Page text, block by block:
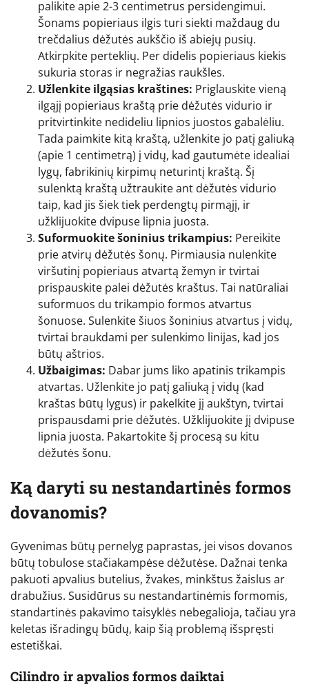
palikite apie 2-3 centimetrus persidengimui.
Šonams popieriaus ilgis turi siekti maždaug du
trečdalius dėžutės aukščio iš abiejų pusių.
Atkirpkite perteklių. Per didelis popieriaus kiekis
sukuria storas ir negražias raukšles.
Užlenkite ilgąsias kraštines: Priglauskite vieną
ilgąjį popieriaus kraštą prie dėžutės vidurio ir
pritvirtinkite nedideliu lipnios juostos gabalėliu.
Tada paimkite kitą kraštą, užlenkite jo patį galiuką
(apie 1 centimetrą) į vidų, kad gautumėte idealiai
lygų, fabrikinių kirpimų neturintį kraštą. Šį
sulenktą kraštą užtraukite ant dėžutės vidurio
taip, kad jis šiek tiek perdengtų pirmąjį, ir
užklijuokite dvipuse lipnia juosta.
Suformuokite šoninius trikampius: Pereikite
prie atvirų dėžutės šonų. Pirmiausia nulenkite
viršutinį popieriaus atvartą žemyn ir tvirtai
prispauskite palei dėžutės kraštus. Tai natūraliai
suformuos du trikampio formos atvartus
šonuose. Sulenkite šiuos šoninius atvartus į vidų,
tvirtai braukdami per sulenkimo linijas, kad jos
būtų aštrios.
Užbaigimas: Dabar jums liko apatinis trikampis
atvartas. Užlenkite jo patį galiuką į vidų (kad
kraštas būtų lygus) ir pakelkite jį aukštyn, tvirtai
prispausdami prie dėžutės. Užklijuokite jį dvipuse
lipnia juosta. Pakartokite šį procesą su kitu
dėžutės šonu.
Ką daryti su nestandartinės formos
dovanomis?
Gyvenimas būtų pernelyg paprastas, jei visos dovanos
būtų tobulose stačiakampėse dėžutėse. Dažnai tenka
pakuoti apvalius butelius, žvakes, minkštus žaislus ar
drabužius. Susidūrus su nestandartinėmis formomis,
standartinės pakavimo taisyklės nebegalioja, tačiau yra
keletas išradingų būdų, kaip šią problemą išspręsti
estetiškai.
Cilindro ir apvalios formos daiktai